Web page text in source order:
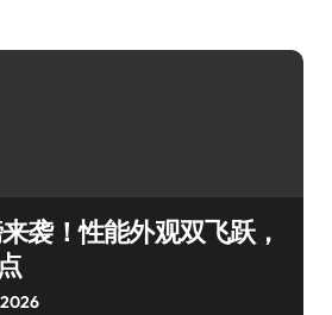
袭！性能外观双飞跃，